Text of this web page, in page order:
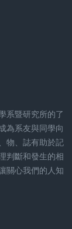
系暨研究所的了
為系友與同學向
物、誌有助於記
判斷和發生的相
關心我們的人知